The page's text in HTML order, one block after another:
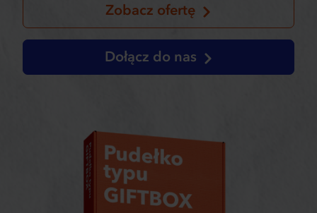
Zobacz ofertę
Dołącz do nas